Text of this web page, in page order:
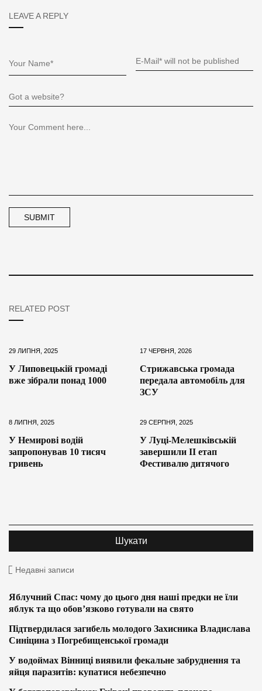
LEAVE A REPLY
RELATED POST
29 ЛИПНЯ, 2025
У Липовецькій громаді
вже зібрали понад 1000
17 ЧЕРВНЯ, 2026
Стрижавська громада
передала автомобіль для
ЗСУ
8 ЛИПНЯ, 2025
У Немирові водій
запропонував 10 тисяч
гривень
29 СЕРПНЯ, 2025
У Луці-Мелешківській
завершили ІІ етап
Фестивалю дитячого
Недавні записи
Яблучний Спас: чому до цього дня наші предки не їли
яблук та що обов’язково готували на свято
Підтвердилася загибель молодого Захисника Владислава
Синіцина з Погребищенської громади
У водоймах Вінниці виявили фекальне забруднення та
яйця паразитів: купатися небезпечно